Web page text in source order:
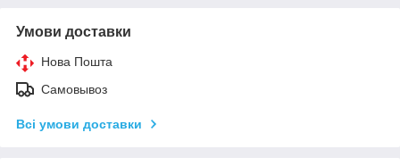
Умови доставки
Нова Пошта
Самовывоз
Всі умови доставки